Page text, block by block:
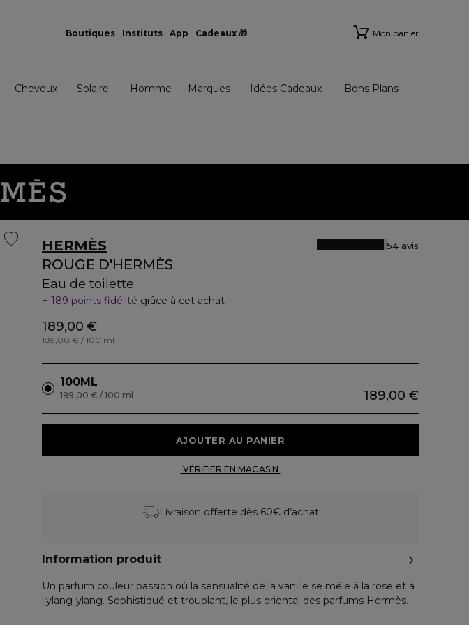
Boutiques Instituts App Cadeaux 🎁 Mon panier
Cheveux Solaire Homme Marques Idées Cadeaux Bons Plans
HERMÈS
ROUGE D'HERMÈS
Eau de toilette
54 avis
189 points fidélité grâce à cet achat
189,00 €
189,00 € / 100 ml
100ML
189,00 €
189,00 € / 100 ml
Livraison offerte dès 60€ d’achat
Information produit
Un parfum couleur passion où la sensualité de la vanille se mêle à la rose et à
l'ylang-ylang. Sophistiqué et troublant, le plus oriental des parfums Hermès.